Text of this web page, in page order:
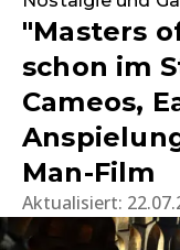
"Masters
schon im
Cameos,
Man-Film
Aktualisiert: